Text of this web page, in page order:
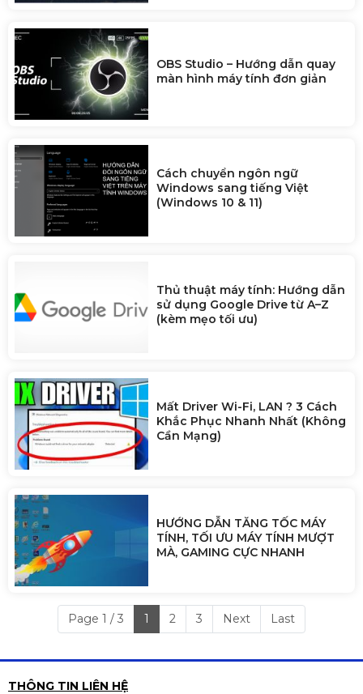
OBS Studio – Hướng dẫn quay
màn hình máy tính đơn giản
Cách chuyển ngôn ngữ
Windows sang tiếng Việt
(Windows 10 & 11)
Thủ thuật máy tính: Hướng dẫn
sử dụng Google Drive từ A–Z
(kèm mẹo tối ưu)
Mất Driver Wi-Fi, LAN ? 3 Cách
Khắc Phục Nhanh Nhất (Không
Cần Mạng)
HƯỚNG DẪN TĂNG TỐC MÁY
TÍNH, TỐI ƯU MÁY TÍNH MƯỢT
MÀ, GAMING CỰC NHANH
Page 1 / 3 1 2 3 Next Last
THÔNG TIN LIÊN HỆ